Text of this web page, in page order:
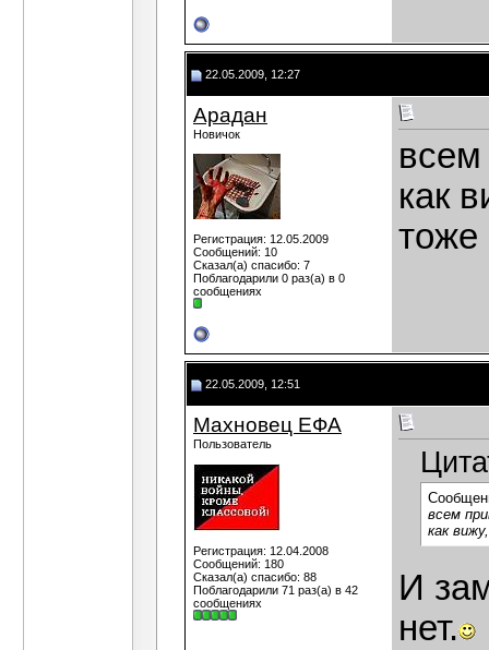
22.05.2009, 12:27
Арадан
Новичок
Регистрация: 12.05.2009
Сообщений: 10
Сказал(а) спасибо: 7
Поблагодарили 0 раз(а) в 0
сообщениях
всем
как
тоже
22.05.2009, 12:51
Махновец ЕФА
Пользователь
Регистрация: 12.04.2008
Сообщений: 180
Сказал(а) спасибо: 88
Поблагодарили 71 раз(а) в 42
сообщениях
всем
как
И
нет.